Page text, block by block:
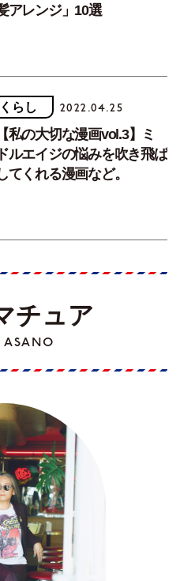
アレンジ」10選
くらし 2022.04.25
【私の大切な漫画vol.3】ミ
ドルエイジの悩みを吹き飛ば
てくれる漫画など。
チュア
ASANO